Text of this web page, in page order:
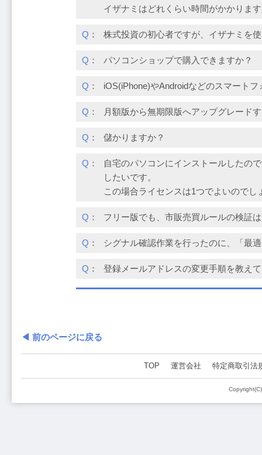
イザナミはどれくらい時間がかかりま
Q ： 株式投資の初心者ですが、イザナミを
Q ： パソコンショップで購入できますか？
Q ： iOS(iPhone)やAndroidなどのスマート
Q ： 月額版から無期限版へアップグレード
Q ： 儲かりますか？
Q ：
自宅のパソコンにインストールしたの
したいです。
この場合ライセンスは1つでよいのでし
Q ： フリー版でも、市販売買ルールの検証
Q ： シグナル確認作業を行ったのに、「最
Q ： 登録メールアドレスの変更手順を教え
◀ 前のページに戻る